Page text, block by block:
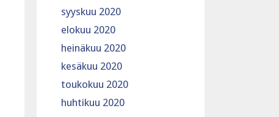
syyskuu 2020
elokuu 2020
heinäkuu 2020
kesäkuu 2020
toukokuu 2020
huhtikuu 2020